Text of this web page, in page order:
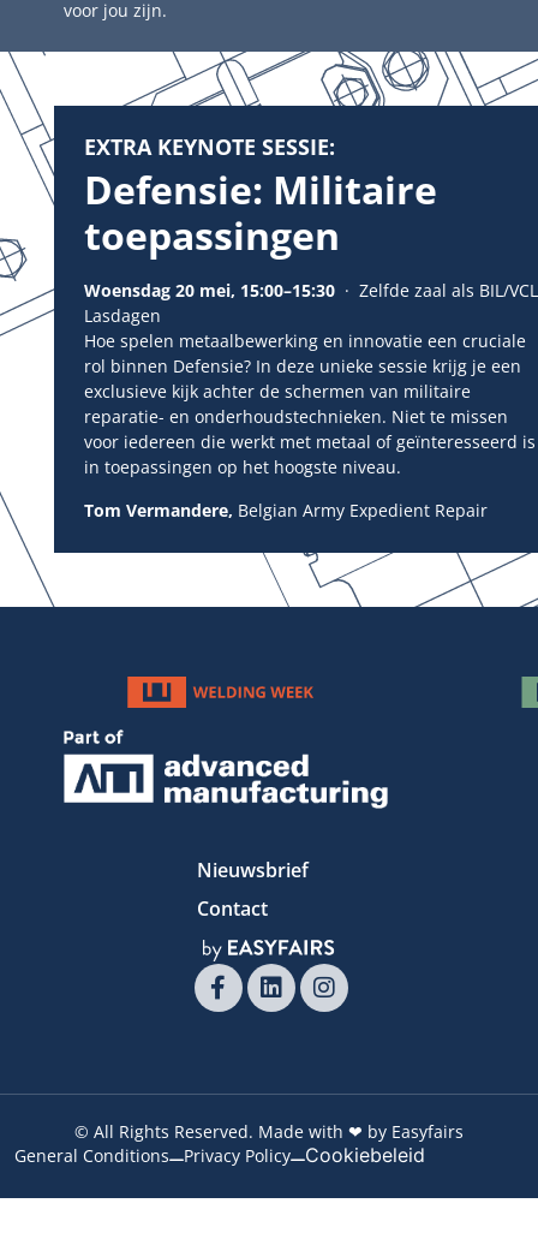
voor jou zijn.
EXTRA KEYNOTE SESSIE:
Defensie: Militaire
toepassingen
Woensdag 20 mei, 15:00–15:30 · Zelfde zaal als BIL/VCL
Lasdagen
Hoe spelen metaalbewerking en innovatie een cruciale
rol binnen Defensie? In deze unieke sessie krijg je een
exclusieve kijk achter de schermen van militaire
reparatie- en onderhoudstechnieken. Niet te missen
voor iedereen die werkt met metaal of geïnteresseerd is
in toepassingen op het hoogste niveau.
Tom Vermandere, Belgian Army Expedient Repair
Nieuwsbrief
Contact
© All Rights Reserved. Made with ❤ by Easyfairs
General Conditions
Privacy Policy Cookiebeleid